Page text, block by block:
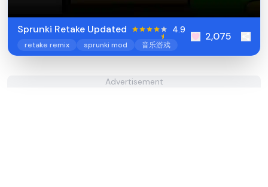
Sprunki Retake Updated 4.9
retake remix sprunki mod 音乐游戏
2,075
Advertisement